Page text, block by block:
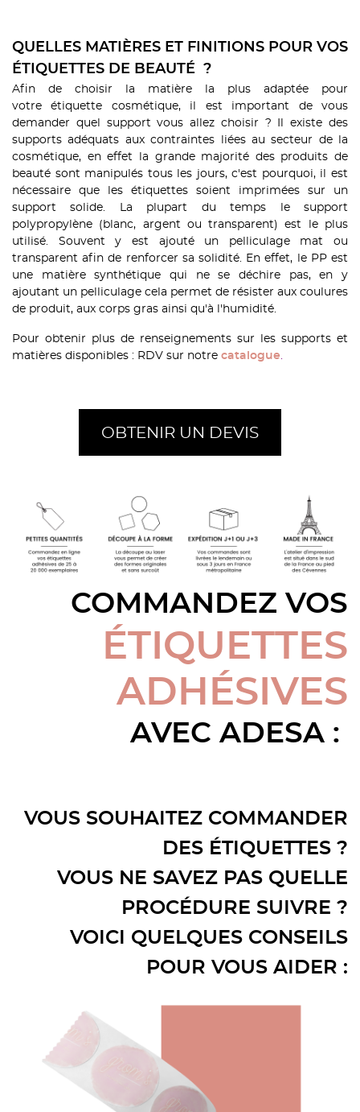
QUELLES MATIÈRES ET FINITIONS POUR VOS
ÉTIQUETTES DE BEAUTÉ ?
Afin de choisir la matière la plus adaptée pour
votre étiquette cosmétique, il est important de vous
demander quel support vous allez choisir ? Il existe des
supports adéquats aux contraintes liées au secteur de la
cosmétique, en effet la grande majorité des produits de
beauté sont manipulés tous les jours, c'est pourquoi, il est
nécessaire que les étiquettes soient imprimées sur un
support solide. La plupart du temps le support
polypropylène (blanc, argent ou transparent) est le plus
utilisé. Souvent y est ajouté un pelliculage mat ou
transparent afin de renforcer sa solidité. En effet, le PP est
une matière synthétique qui ne se déchire pas, en y
ajoutant un pelliculage cela permet de résister aux coulures
de produit, aux corps gras ainsi qu'à l'humidité.
Pour obtenir plus de renseignements sur les supports et
matières disponibles : RDV sur notre catalogue.
OBTENIR UN DEVIS
COMMANDEZ VOS
ÉTIQUETTES
ADHÉSIVES
AVEC ADESA :
VOUS SOUHAITEZ COMMANDER
DES ÉTIQUETTES ?
VOUS NE SAVEZ PAS QUELLE
PROCÉDURE SUIVRE ?
VOICI QUELQUES CONSEILS
POUR VOUS AIDER :